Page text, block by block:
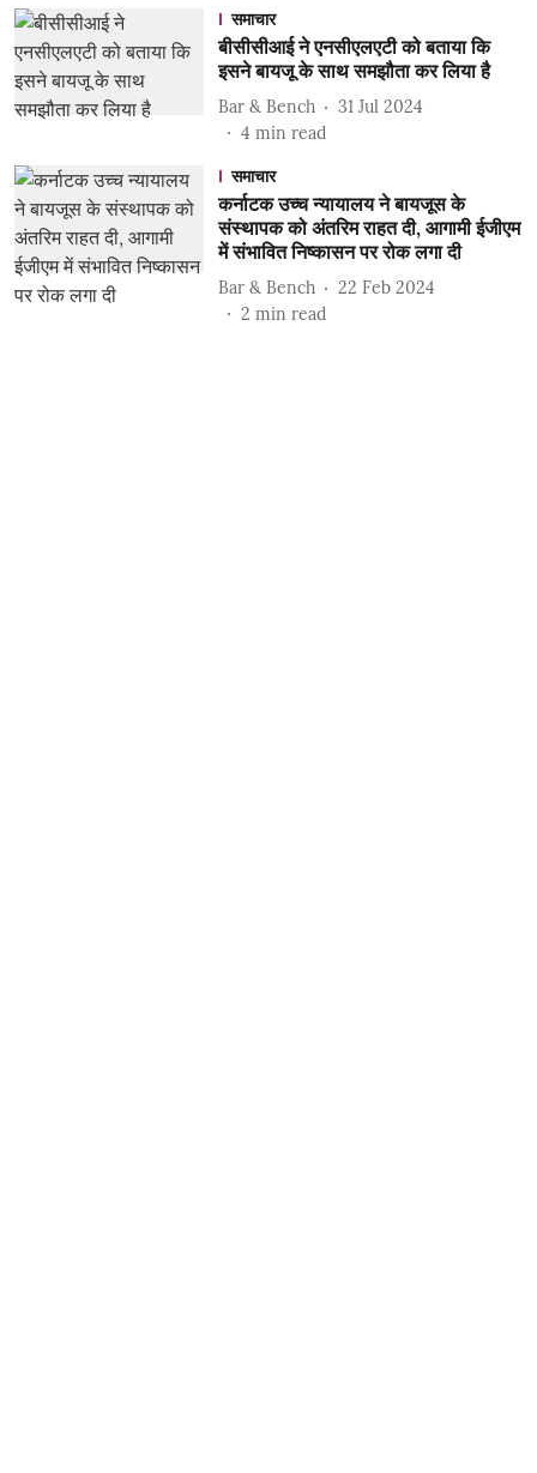
समाचार
बीसीसीआई ने एनसीएलएटी को बताया कि
इसने बायजू के साथ समझौता कर लिया है
Bar & Bench
31 Jul 2024
4 min read
समाचार
कर्नाटक उच्च न्यायालय ने बायजूस के
संस्थापक को अंतरिम राहत दी, आगामी ईजीएम
में संभावित निष्कासन पर रोक लगा दी
Bar & Bench
22 Feb 2024
2 min read